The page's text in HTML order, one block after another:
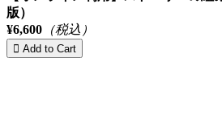
版）
¥6,600 （税込）